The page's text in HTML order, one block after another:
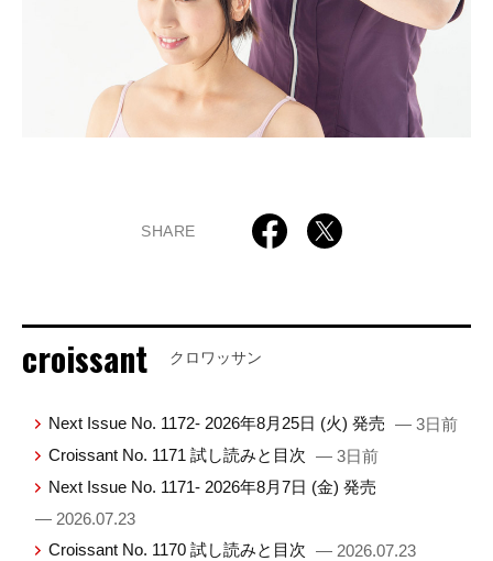
SHARE
croissant クロワッサン
Next Issue No. 1172- 2026年8月25日 (火) 発売 — 3日前
Croissant No. 1171 試し読みと目次 — 3日前
Next Issue No. 1171- 2026年8月7日 (金) 発売
— 2026.07.23
Croissant No. 1170 試し読みと目次 — 2026.07.23